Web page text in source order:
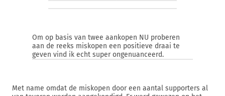
Om op basis van twee aankopen NU proberen
aan de reeks miskopen een positieve draai te
geven vind ik echt super ongenuanceerd.
Met name omdat de miskopen door een aantal supporters al